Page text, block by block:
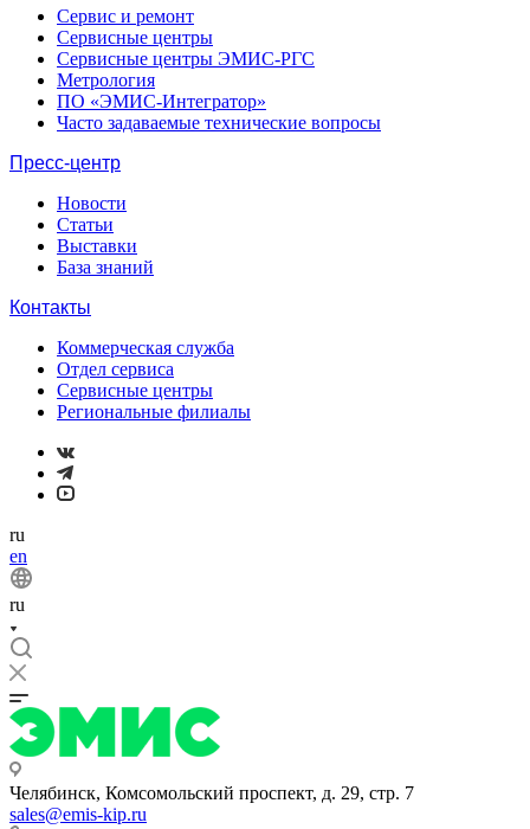
Сервис и ремонт
Сервисные центры
Сервисные центры ЭМИС-РГС
Метрология
ПО «ЭМИС-Интегратор»
Часто задаваемые технические вопросы
Пресс-центр
Новости
Статьи
Выставки
База знаний
Контакты
Коммерческая служба
Отдел сервиса
Сервисные центры
Региональные филиалы
ru
en
ru
Челябинск, Комсомольский проспект, д. 29, стр. 7
sales@emis-kip.ru